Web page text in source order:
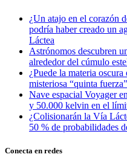
¿Un atajo en el corazón
podría haber creado un
Láctea
Astrónomos descubren
alrededor del cúmulo
¿Puede la materia
misteriosa “quinta
Nave espacial Voyager
y 50.000 kelvin en el
¿Colisionarán la Vía
50 % de probabilidades
Conecta en redes